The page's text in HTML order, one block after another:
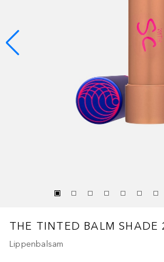
THE TINTED BALM SHADE
Lippenbalsam